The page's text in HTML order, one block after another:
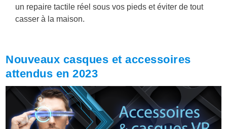
un repaire tactile réel sous vos pieds et éviter de tout
casser à la maison.
Nouveaux casques et accessoires
attendus en 2023